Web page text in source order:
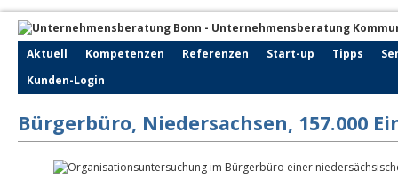
Aktuell Kompetenzen Referenzen Start-up Tipps
Kunden-Login
Bürgerbüro, Niedersachsen, 157.000